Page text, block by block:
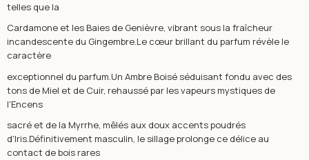
telles que la
Cardamone et les Baies de Genièvre, vibrant sous la fraîcheur
incandescente du Gingembre.Le cœur brillant du parfum révèle le
caractère
exceptionnel du parfum.Un Ambre Boisé séduisant fondu avec des
tons de Miel et de Cuir, rehaussé par les vapeurs mystiques de
l'Encens
sacré et de la Myrrhe, mêlés aux doux accents poudrés
d'Iris.Définitivement masculin, le sillage prolonge ce délice au
contact de bois rares